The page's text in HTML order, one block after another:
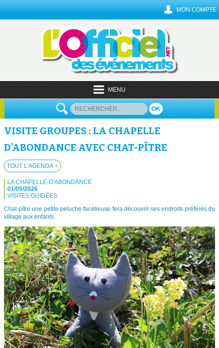
MON COMPTE
MENU
OK
VISITE GROUPES : LA CHAPELLE
D'ABONDANCE AVEC CHAT-PÎTRE
TOUT L'AGENDA +
LA CHAPELLE-D'ABONDANCE
01/05/2026
VISITES GUIDÉES
Chat-pître une petite peluche facétieuse fera découvrir ses endroits préférés du
village aux enfants.